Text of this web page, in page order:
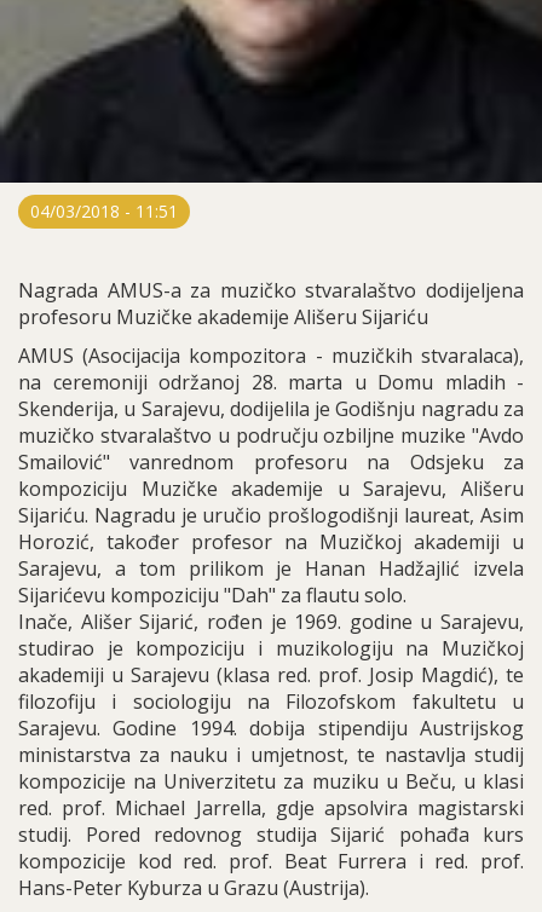
04/03/2018 - 11:51
Nagrada AMUS-a za muzičko stvaralaštvo dodijeljena
profesoru Muzičke akademije Ališeru Sijariću
AMUS (Asocijacija kompozitora - muzičkih stvaralaca),
na ceremoniji održanoj 28. marta u Domu mladih -
Skenderija, u Sarajevu, dodijelila je Godišnju nagradu za
muzičko stvaralaštvo u području ozbiljne muzike "Avdo
Smailović" vanrednom profesoru na Odsjeku za
kompoziciju Muzičke akademije u Sarajevu, Ališeru
Sijariću. Nagradu je uručio prošlogodišnji laureat, Asim
Horozić, također profesor na Muzičkoj akademiji u
Sarajevu, a tom prilikom je Hanan Hadžajlić izvela
Sijarićevu kompoziciju "Dah" za flautu solo.
Inače, Ališer Sijarić, rođen je 1969. godine u Sarajevu,
studirao je kompoziciju i muzikologiju na Muzičkoj
akademiji u Sarajevu (klasa red. prof. Josip Magdić), te
filozofiju i sociologiju na Filozofskom fakultetu u
Sarajevu. Godine 1994. dobija stipendiju Austrijskog
ministarstva za nauku i umjetnost, te nastavlja studij
kompozicije na Univerzitetu za muziku u Beču, u klasi
red. prof. Michael Jarrella, gdje apsolvira magistarski
studij. Pored redovnog studija Sijarić pohađa kurs
kompozicije kod red. prof. Beat Furrera i red. prof.
Hans-Peter Kyburza u Grazu (Austrija).